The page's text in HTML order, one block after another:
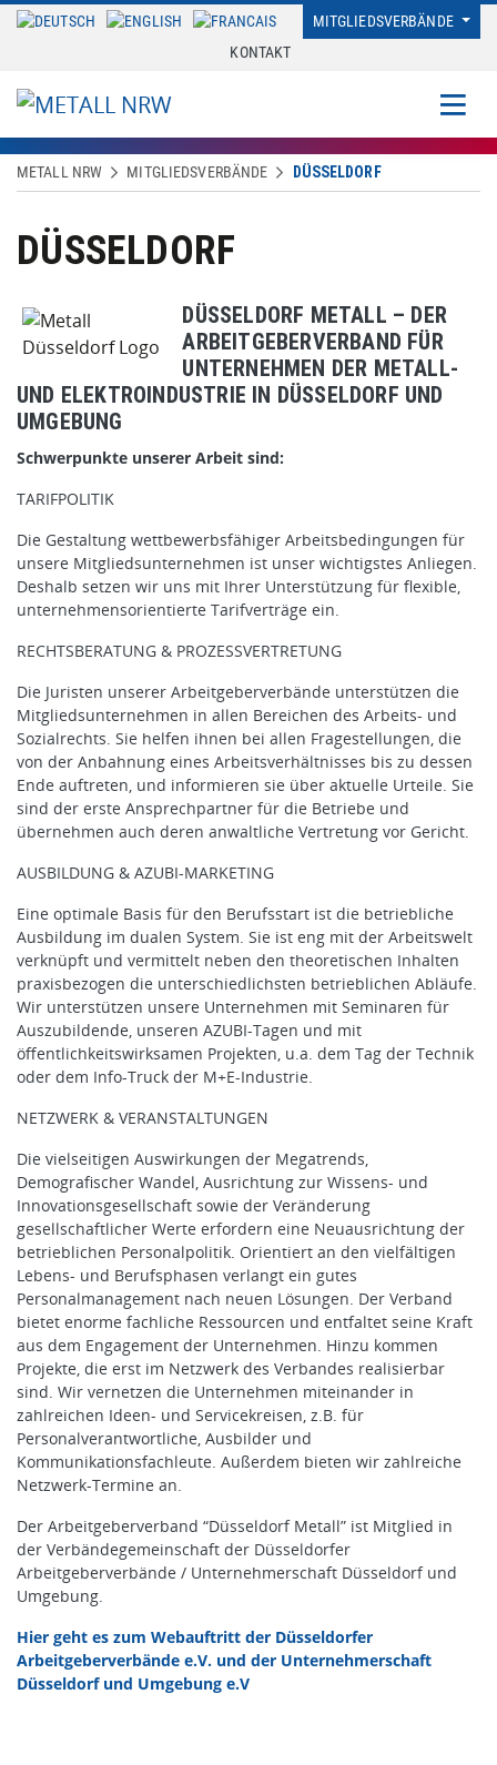
MITGLIEDSVERBÄNDE
KONTAKT
METALL NRW MITGLIEDSVERBÄNDE DÜSSELDORF
DÜSSELDORF
DÜSSELDORF METALL – DER
ARBEITGEBERVERBAND FÜR
UNTERNEHMEN DER METALL-
UND ELEKTROINDUSTRIE IN DÜSSELDORF UND
UMGEBUNG
Schwerpunkte unserer Arbeit sind:
TARIFPOLITIK
Die Gestaltung wettbewerbsfähiger Arbeitsbedingungen für
unsere Mitgliedsunternehmen ist unser wichtigstes Anliegen.
Deshalb setzen wir uns mit Ihrer Unterstützung für flexible,
unternehmensorientierte Tarifverträge ein.
RECHTSBERATUNG & PROZESSVERTRETUNG
Die Juristen unserer Arbeitgeberverbände unterstützen die
Mitgliedsunternehmen in allen Bereichen des Arbeits- und
Sozialrechts. Sie helfen ihnen bei allen Fragestellungen, die
von der Anbahnung eines Arbeitsverhältnisses bis zu dessen
Ende auftreten, und informieren sie über aktuelle Urteile. Sie
sind der erste Ansprechpartner für die Betriebe und
übernehmen auch deren anwaltliche Vertretung vor Gericht.
AUSBILDUNG & AZUBI-MARKETING
Eine optimale Basis für den Berufsstart ist die betriebliche
Ausbildung im dualen System. Sie ist eng mit der Arbeitswelt
verknüpft und vermittelt neben den theoretischen Inhalten
praxisbezogen die unterschiedlichsten betrieblichen Abläufe.
Wir unterstützen unsere Unternehmen mit Seminaren für
Auszubildende, unseren AZUBI-Tagen und mit
öffentlichkeitswirksamen Projekten, u.a. dem Tag der Technik
oder dem Info-Truck der M+E-Industrie.
NETZWERK & VERANSTALTUNGEN
Die vielseitigen Auswirkungen der Megatrends,
Demografischer Wandel, Ausrichtung zur Wissens- und
Innovationsgesellschaft sowie der Veränderung
gesellschaftlicher Werte erfordern eine Neuausrichtung der
betrieblichen Personalpolitik. Orientiert an den vielfältigen
Lebens- und Berufsphasen verlangt ein gutes
Personalmanagement nach neuen Lösungen. Der Verband
bietet enorme fachliche Ressourcen und entfaltet seine Kraft
aus dem Engagement der Unternehmen. Hinzu kommen
Projekte, die erst im Netzwerk des Verbandes realisierbar
sind. Wir vernetzen die Unternehmen miteinander in
zahlreichen Ideen- und Servicekreisen, z.B. für
Personalverantwortliche, Ausbilder und
Kommunikationsfachleute. Außerdem bieten wir zahlreiche
Netzwerk-Termine an.
Der Arbeitgeberverband “Düsseldorf Metall” ist Mitglied in
der Verbändegemeinschaft der Düsseldorfer
Arbeitgeberverbände / Unternehmerschaft Düsseldorf und
Umgebung.
Hier geht es zum Webauftritt der Düsseldorfer
Arbeitgeberverbände e.V. und der Unternehmerschaft
Düsseldorf und Umgebung e.V